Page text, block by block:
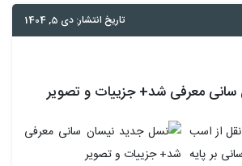
تاریخ انتشار: دی 5, 1404
معرفی شد+ جزییات و تصویر
نقل از اسب
بر پایه